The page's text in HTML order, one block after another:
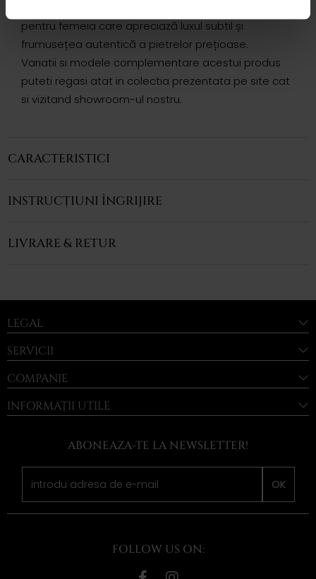
pentru femeia care apreciază luxul subtil și
frumusețea autentică a pietrelor prețioase.
Variatii si modele complementare acestui produs
puteti regasi atat in colectia prezentata pe site cat
si vizitand showroom-ul nostru.
CARACTERISTICI
INSTRUCȚIUNI ÎNGRIJIRE
LIVRARE & RETUR
LEGAL
SERVICII
COMPANIE
INFORMAȚII UTILE
ABONEAZA-TE LA NEWSLETTER!
OK
FOLLOW US ON: